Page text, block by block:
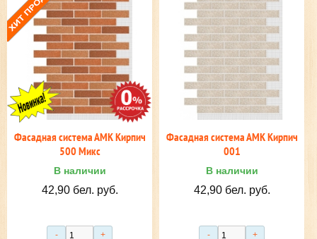
Фасадная система АМК Кирпич
500 Микс
В наличии
42,90 бел. руб.
Фасадная система АМК Кирпич
001
В наличии
42,90 бел. руб.